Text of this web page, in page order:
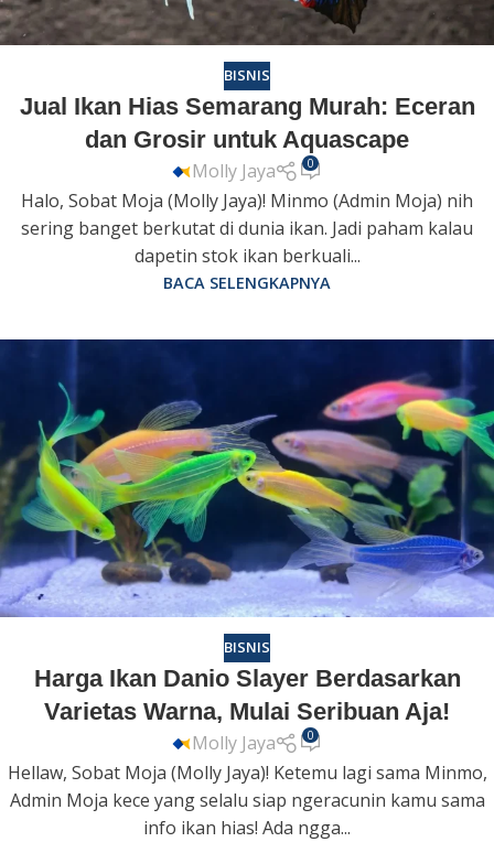
BISNIS
Jual Ikan Hias Semarang Murah: Eceran
dan Grosir untuk Aquascape
Molly Jaya 0
Halo, Sobat Moja (Molly Jaya)! Minmo (Admin Moja) nih
sering banget berkutat di dunia ikan. Jadi paham kalau
dapetin stok ikan berkuali...
BACA SELENGKAPNYA
BISNIS
Harga Ikan Danio Slayer Berdasarkan
Varietas Warna, Mulai Seribuan Aja!
Molly Jaya 0
Hellaw, Sobat Moja (Molly Jaya)! Ketemu lagi sama Minmo,
Admin Moja kece yang selalu siap ngeracunin kamu sama
info ikan hias! Ada ngga...